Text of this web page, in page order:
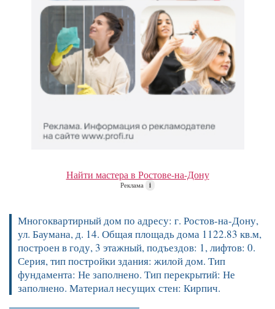
Найти мастера в Ростове-на-Дону
Реклама i
Многоквартирный дом по адресу: г. Ростов-на-Дону,
ул. Баумана, д. 14. Общая площадь дома 1122.83 кв.м,
построен в году, 3 этажный, подъездов: 1, лифтов: 0.
Серия, тип постройки здания: жилой дом. Тип
фундамента: Не заполнено. Тип перекрытий: Не
заполнено. Материал несущих стен: Кирпич.